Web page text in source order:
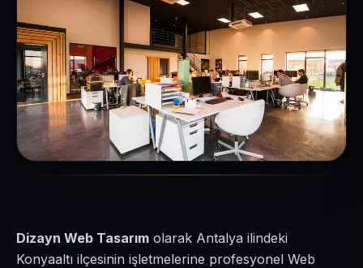
Dizayn Web Tasarım olarak Antalya ilindeki
Konyaaltı ilçesinin işletmelerine profesyonel Web